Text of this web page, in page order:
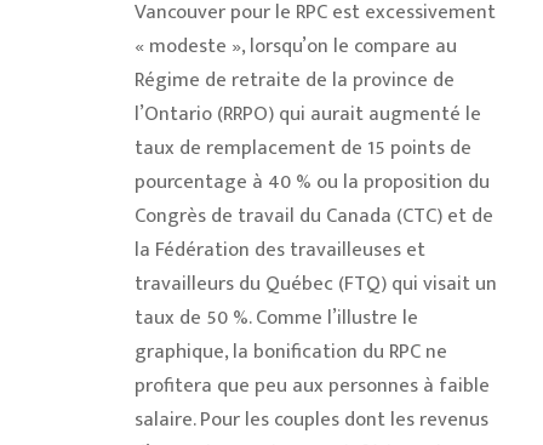
Vancouver pour le RPC est excessivement
« modeste », lorsqu’on le compare au
Régime de retraite de la province de
l’Ontario (RRPO) qui aurait augmenté le
taux de remplacement de 15 points de
pourcentage à 40 % ou la proposition du
Congrès de travail du Canada (CTC) et de
la Fédération des travailleuses et
travailleurs du Québec (FTQ) qui visait un
taux de 50 %. Comme l’illustre le
graphique, la bonification du RPC ne
profitera que peu aux personnes à faible
salaire. Pour les couples dont les revenus